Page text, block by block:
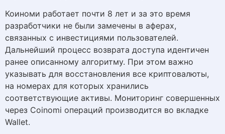
Коиноми работает почти 8 лет и за это время
разработчики не были замечены в аферах,
связанных с инвестициями пользователей.
Дальнейший процесс возврата доступа идентичен
ранее описанному алгоритму. При этом важно
указывать для восстановления все криптовалюты,
на номерах для которых хранились
соответствующие активы. Мониторинг совершенных
через Coinomi операций производится во вкладке
Wallet.